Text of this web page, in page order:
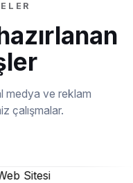
medya ve reklam
çalışmalar.